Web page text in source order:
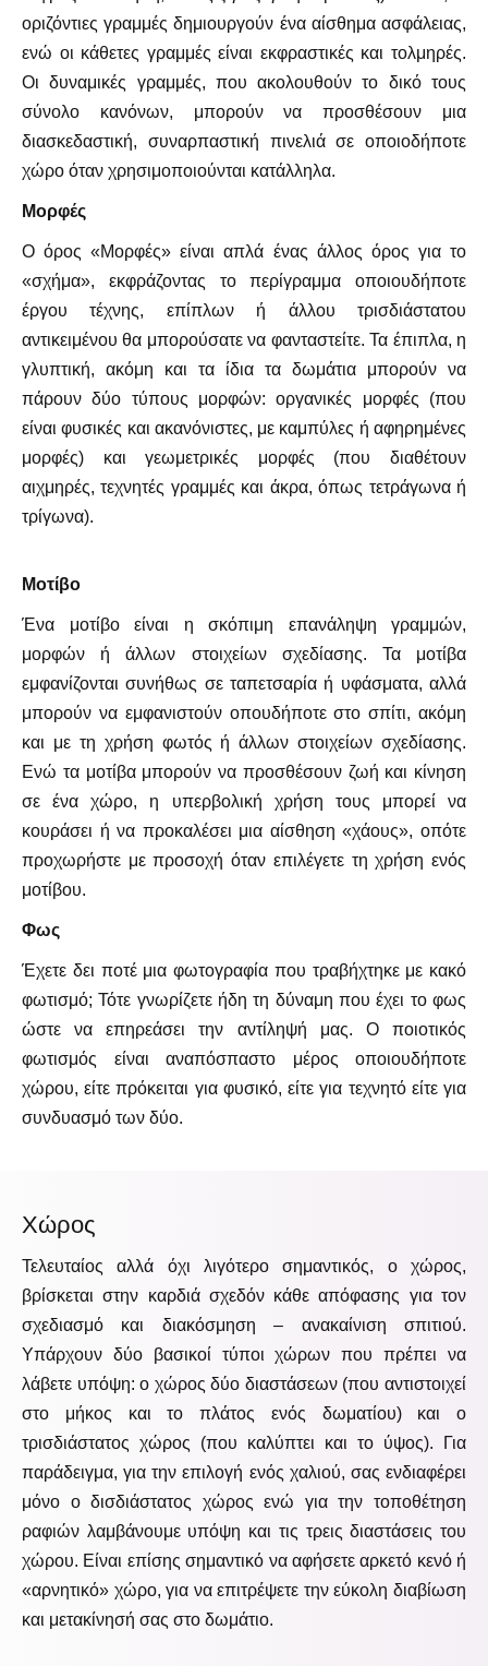
οριζόντιες γραμμές δημιουργούν ένα αίσθημα ασφάλειας,
ενώ οι κάθετες γραμμές είναι εκφραστικές και τολμηρές.
Οι δυναμικές γραμμές, που ακολουθούν το δικό τους
σύνολο κανόνων, μπορούν να προσθέσουν μια
διασκεδαστική, συναρπαστική πινελιά σε οποιοδήποτε
χώρο όταν χρησιμοποιούνται κατάλληλα.
Μορφές
Ο όρος «Μορφές» είναι απλά ένας άλλος όρος για το
«σχήμα», εκφράζοντας το περίγραμμα οποιουδήποτε
έργου τέχνης, επίπλων ή άλλου τρισδιάστατου
αντικειμένου θα μπορούσατε να φανταστείτε. Τα έπιπλα, η
γλυπτική, ακόμη και τα ίδια τα δωμάτια μπορούν να
πάρουν δύο τύπους μορφών: οργανικές μορφές (που
είναι φυσικές και ακανόνιστες, με καμπύλες ή αφηρημένες
μορφές) και γεωμετρικές μορφές (που διαθέτουν
αιχμηρές, τεχνητές γραμμές και άκρα, όπως τετράγωνα ή
τρίγωνα).
Μοτίβο
Ένα μοτίβο είναι η σκόπιμη επανάληψη γραμμών,
μορφών ή άλλων στοιχείων σχεδίασης. Τα μοτίβα
εμφανίζονται συνήθως σε ταπετσαρία ή υφάσματα, αλλά
μπορούν να εμφανιστούν οπουδήποτε στο σπίτι, ακόμη
και με τη χρήση φωτός ή άλλων στοιχείων σχεδίασης.
Ενώ τα μοτίβα μπορούν να προσθέσουν ζωή και κίνηση
σε ένα χώρο, η υπερβολική χρήση τους μπορεί να
κουράσει ή να προκαλέσει μια αίσθηση «χάους», οπότε
προχωρήστε με προσοχή όταν επιλέγετε τη χρήση ενός
μοτίβου.
Φως
Έχετε δει ποτέ μια φωτογραφία που τραβήχτηκε με κακό
φωτισμό; Τότε γνωρίζετε ήδη τη δύναμη που έχει το φως
ώστε να επηρεάσει την αντίληψή μας. Ο ποιοτικός
φωτισμός είναι αναπόσπαστο μέρος οποιουδήποτε
χώρου, είτε πρόκειται για φυσικό, είτε για τεχνητό είτε για
συνδυασμό των δύο.
Χώρος
Τελευταίος αλλά όχι λιγότερο σημαντικός, ο χώρος,
βρίσκεται στην καρδιά σχεδόν κάθε απόφασης για τον
σχεδιασμό και διακόσμηση – ανακαίνιση σπιτιού.
Υπάρχουν δύο βασικοί τύποι χώρων που πρέπει να
λάβετε υπόψη: ο χώρος δύο διαστάσεων (που αντιστοιχεί
στο μήκος και το πλάτος ενός δωματίου) και ο
τρισδιάστατος χώρος (που καλύπτει και το ύψος). Για
παράδειγμα, για την επιλογή ενός χαλιού, σας ενδιαφέρει
μόνο ο δισδιάστατος χώρος ενώ για την τοποθέτηση
ραφιών λαμβάνουμε υπόψη και τις τρεις διαστάσεις του
χώρου. Είναι επίσης σημαντικό να αφήσετε αρκετό κενό ή
«αρνητικό» χώρο, για να επιτρέψετε την εύκολη διαβίωση
και μετακίνησή σας στο δωμάτιο.